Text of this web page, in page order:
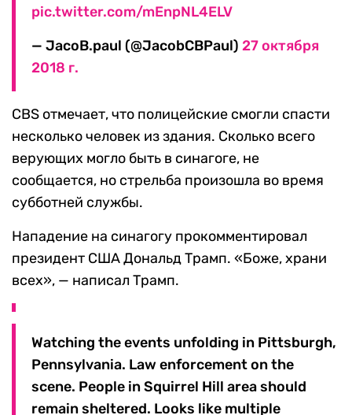
pic.twitter.com/mEnpNL4ELV
— JacoB.paul (@JacobCBPaul) 27 октября
2018 г.
CBS отмечает, что полицейские смогли спасти
несколько человек из здания. Сколько всего
верующих могло быть в синагоге, не
сообщается, но стрельба произошла во время
субботней службы.
Нападение на синагогу прокомментировал
президент США Дональд Трамп. «Боже, храни
всех», — написал Трамп.
Watching the events unfolding in Pittsburgh,
Pennsylvania. Law enforcement on the
scene. People in Squirrel Hill area should
remain sheltered. Looks like multiple